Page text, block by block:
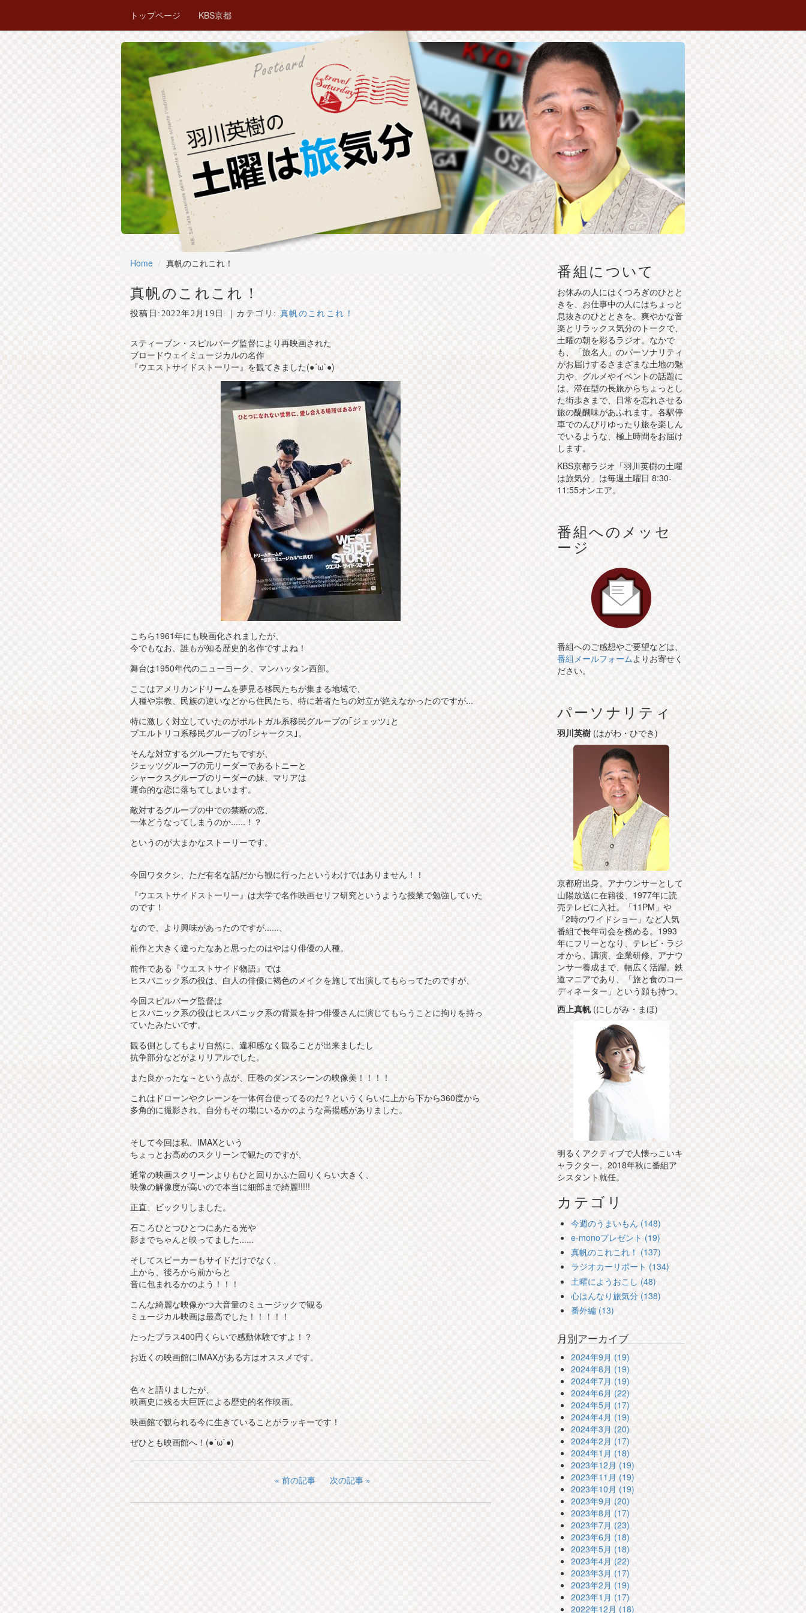
トップページ KBS京都
Home 真帆のこれこれ！
真帆のこれこれ！
投稿日: 2022年2月19日 ｜カテゴリ: 真帆のこれこれ！
スティーブン・スピルバーグ監督により再映画された
ブロードウェイミュージカルの名作
『ウエストサイドストーリー』を観てきました(●´ω`●)
こちら1961年にも映画化されましたが、
今でもなお、誰もが知る歴史的名作ですよね！
舞台は1950年代のニューヨーク、マンハッタン西部。
ここはアメリカンドリームを夢見る移民たちが集まる地域で、
人種や宗教、民族の違いなどから住民たち、特に若者たちの対立が絶えなかったのですが...
特に激しく対立していたのがポルトガル系移民グループの｢ジェッツ｣と
プエルトリコ系移民グループの｢シャークス｣。
そんな対立するグループたちですが、
ジェッツグループの元リーダーであるトニーと
シャークスグループのリーダーの妹、マリアは
運命的な恋に落ちてしまいます。
敵対するグループの中での禁断の恋、
一体どうなってしまうのか......！？
というのが大まかなストーリーです。
今回ワタクシ、ただ有名な話だから観に行ったというわけではありません！！
『ウエストサイドストーリー』は大学で名作映画セリフ研究というような授業で勉強していた
のです！
なので、より興味があったのですが......、
前作と大きく違ったなあと思ったのはやはり俳優の人種。
前作である『ウエストサイド物語』では
ヒスパニック系の役は、白人の俳優に褐色のメイクを施して出演してもらってたのですが、
今回スピルバーグ監督は
ヒスパニック系の役はヒスパニック系の背景を持つ俳優さんに演じてもらうことに拘りを持っ
ていたみたいです。
観る側としてもより自然に、違和感なく観ることが出来ましたし
抗争部分などがよりリアルでした。
また良かったな～という点が、圧巻のダンスシーンの映像美！！！！
これはドローンやクレーンを一体何台使ってるのだ？というくらいに上から下から360度から
多角的に撮影され、自分もその場にいるかのような高揚感がありました。
そして今回は私、IMAXという
ちょっとお高めのスクリーンで観たのですが、
通常の映画スクリーンよりもひと回りかふた回りくらい大きく、
映像の解像度が高いので本当に細部まで綺麗!!!!!
正直、ビックリしました。
石ころひとつひとつにあたる光や
影までちゃんと映ってました......
そしてスピーカーもサイドだけでなく、
上から、後ろから前からと
音に包まれるかのよう！！！
こんな綺麗な映像かつ大音量のミュージックで観る
ミュージカル映画は最高でした！！！！！
たったプラス400円くらいで感動体験ですよ！？
お近くの映画館にIMAXがある方はオススメです。
色々と語りましたが、
映画史に残る大巨匠による歴史的名作映画。
映画館で観られる今に生きていることがラッキーです！
ぜひとも映画館へ！(●´ω`●)
前の記事 次の記事
番組について
お休みの人にはくつろぎのひとと
きを、お仕事中の人にはちょっと
息抜きのひとときを。爽やかな音
楽とリラックス気分のトークで、
土曜の朝を彩るラジオ。なかで
も、「旅名人」のパーソナリティ
がお届けするさまざまな土地の魅
力や、グルメやイベントの話題に
は、滞在型の長旅からちょっとし
た街歩きまで、日常を忘れさせる
旅の醍醐味があふれます。各駅停
車でのんびりゆったり旅を楽しん
でいるような、極上時間をお届け
します。
KBS京都ラジオ「羽川英樹の土曜
は旅気分」は毎週土曜日 8:30-
11:55オンエア。
番組へのメッセ
ージ
番組へのご感想やご要望などは、
番組メールフォームよりお寄せく
ださい。
パーソナリティ
羽川英樹(はがわ・ひでき)
京都府出身。アナウンサーとして
山陽放送に在籍後、1977年に読
売テレビに入社。「11PM」や
「2時のワイドショー」など人気
番組で長年司会を務める。1993
年にフリーとなり、テレビ・ラジ
オから、講演、企業研修、アナウ
ンサー養成まで、幅広く活躍。鉄
道マニアであり、「旅と食のコー
ディネーター」という顔も持つ。
西上真帆(にしがみ・まほ)
明るくアクティブで人懐っこいキ
ャラクター。2018年秋に番組ア
シスタント就任。
カテゴリ
今週のうまいもん (148)
e-monoプレゼント (19)
真帆のこれこれ！ (137)
ラジオカーリポート (134)
土曜にようおこし (48)
心はんなり旅気分 (138)
番外編 (13)
月別アーカイブ
2024年9月 (19)
2024年8月 (19)
2024年7月 (19)
2024年6月 (22)
2024年5月 (17)
2024年4月 (19)
2024年3月 (20)
2024年2月 (17)
2024年1月 (18)
2023年12月 (19)
2023年11月 (19)
2023年10月 (19)
2023年9月 (20)
2023年8月 (17)
2023年7月 (23)
2023年6月 (18)
2023年5月 (18)
2023年4月 (22)
2023年3月 (17)
2023年2月 (19)
2023年1月 (17)
2022年12月 (18)